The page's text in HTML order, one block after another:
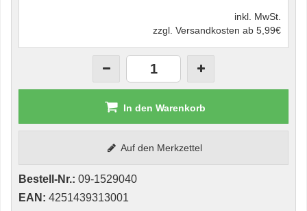
inkl. MwSt.
zzgl. Versandkosten ab 5,99€
In den Warenkorb
Auf den Merkzettel
Bestell-Nr.: 09-1529040
EAN: 4251439313001